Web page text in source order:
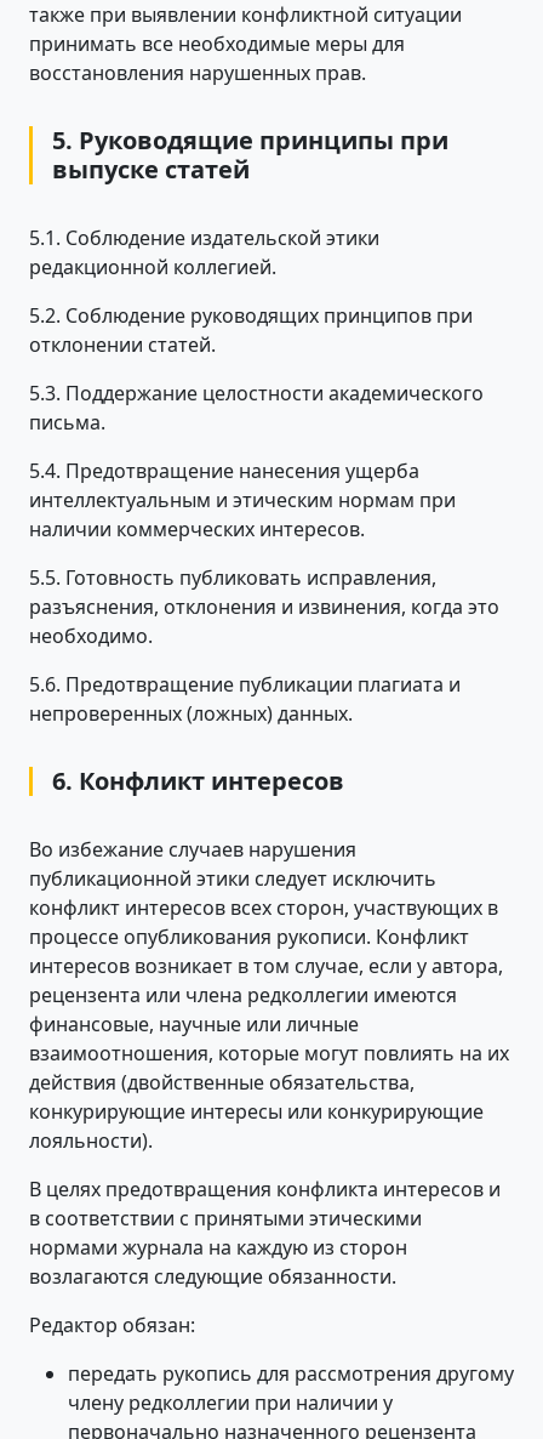
также при выявлении конфликтной ситуации
принимать все необходимые меры для
восстановления нарушенных прав.
5. Руководящие принципы при
выпуске статей
5.1. Соблюдение издательской этики
редакционной коллегией.
5.2. Соблюдение руководящих принципов при
отклонении статей.
5.3. Поддержание целостности академического
письма.
5.4. Предотвращение нанесения ущерба
интеллектуальным и этическим нормам при
наличии коммерческих интересов.
5.5. Готовность публиковать исправления,
разъяснения, отклонения и извинения, когда это
необходимо.
5.6. Предотвращение публикации плагиата и
непроверенных (ложных) данных.
6. Конфликт интересов
Во избежание случаев нарушения
публикационной этики следует исключить
конфликт интересов всех сторон, участвующих в
процессе опубликования рукописи. Конфликт
интересов возникает в том случае, если у автора,
рецензента или члена редколлегии имеются
финансовые, научные или личные
взаимоотношения, которые могут повлиять на их
действия (двойственные обязательства,
конкурирующие интересы или конкурирующие
лояльности).
В целях предотвращения конфликта интересов и
в соответствии с принятыми этическими
нормами журнала на каждую из сторон
возлагаются следующие обязанности.
Редактор обязан:
передать рукопись для рассмотрения другому
члену редколлегии при наличии у
первоначально назначенного рецензента